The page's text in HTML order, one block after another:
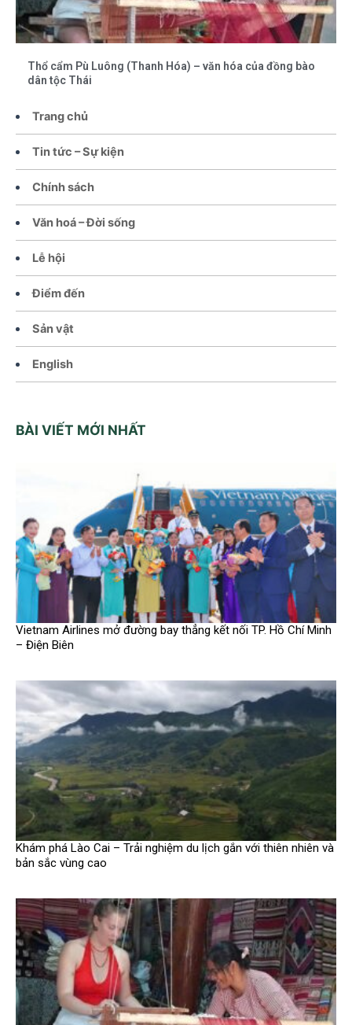
Trang chủ
Tin tức – Sự kiện
Chính sách
Văn hoá – Đời sống
Lễ hội
Điểm đến
Sản vật
English
BÀI VIẾT MỚI NHẤT
Vietnam Airlines mở đường bay thẳng kết nối TP. Hồ Chí Minh
– Điện Biên
Khám phá Lào Cai – Trải nghiệm du lịch gắn với thiên nhiên và
bản sắc vùng cao
Thổ cẩm Pù Luông (Thanh Hóa) – văn hóa của đồng bào
dân tộc Thái